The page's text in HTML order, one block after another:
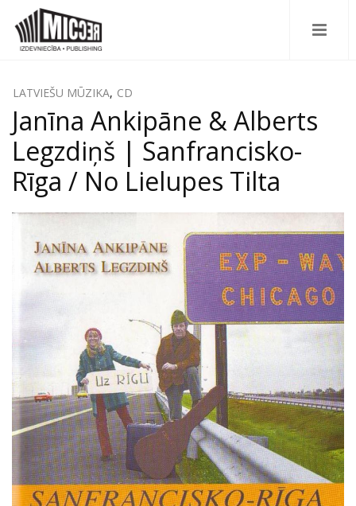
LATVIEŠU MŪZIKA, CD
Janīna Ankipāne & Alberts
Legzdiņš | Sanfrancisko-
Rīga / No Lielupes Tilta